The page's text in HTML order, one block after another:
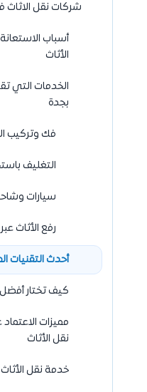
شركات نقل
أسباب
الأثاث
الخدمات التي
بجدة
فك وتركيب
التغليف
سيارات
رفع الأثاث
أحدث التقنيات
كيف تختار
مميزات
نقل الأثاث
خدمة نقل